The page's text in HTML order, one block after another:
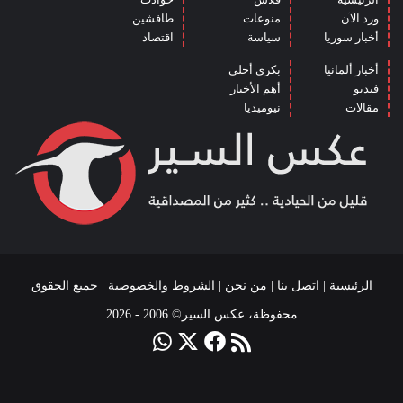
ورد الآن
أخبار سوريا
منوعات
سياسة
طافشين
اقتصاد
أخبار ألمانيا
فيديو
مقالات
بكرى أحلى
أهم الأخبار
نيوميديا
الرئيسية اتصل بنا من نحن الشروط والخصوصية | جميع الحقوق
محفوظة، عكس السير© 2006 - 2026